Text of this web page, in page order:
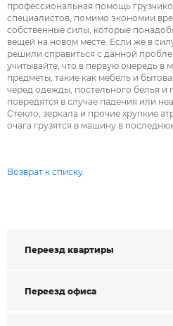
Переезд квартиры
Переезд офиса
профессиональная помощь
специалистов, помимо экономии
собственные силы, которые
вещей на новом месте. Если же в
решили справиться с данной
учитывайте, что в первую очередь в
предметы, такие как мебель и
черед одежды, постельного белья и
повредятся в случае падения или
Стекло, зеркала и прочие хрупкие
очага грузятся в машину в
Возврат к списку